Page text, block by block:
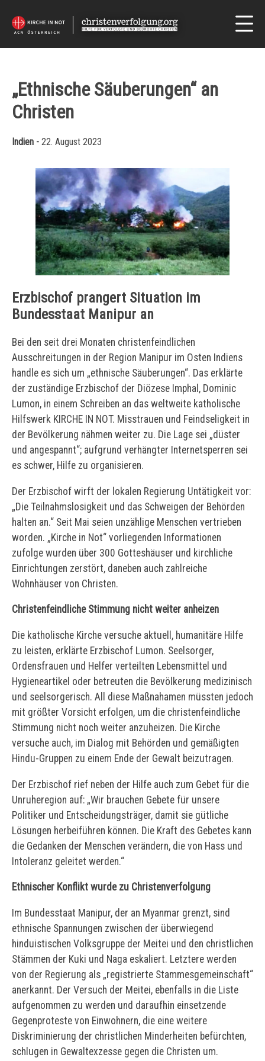
„Ethnische Säuberungen“ an
Christen
Indien - 22. August 2023
Erzbischof prangert Situation im
Bundesstaat Manipur an
Bei den seit drei Monaten christenfeindlichen
Ausschreitungen in der Region Manipur im Osten Indiens
handle es sich um „ethnische Säuberungen“. Das erklärte
der zuständige Erzbischof der Diözese Imphal, Dominic
Lumon, in einem Schreiben an das weltweite katholische
Hilfswerk KIRCHE IN NOT. Misstrauen und Feindseligkeit in
der Bevölkerung nähmen weiter zu. Die Lage sei „düster
und angespannt“; aufgrund verhängter Internetsperren sei
es schwer, Hilfe zu organisieren.
Der Erzbischof wirft der lokalen Regierung Untätigkeit vor:
„Die Teilnahmslosigkeit und das Schweigen der Behörden
halten an.“ Seit Mai seien unzählige Menschen vertrieben
worden. „Kirche in Not“ vorliegenden Informationen
zufolge wurden über 300 Gotteshäuser und kirchliche
Einrichtungen zerstört, daneben auch zahlreiche
Wohnhäuser von Christen.
Christenfeindliche Stimmung nicht weiter anheizen
Die katholische Kirche versuche aktuell, humanitäre Hilfe
zu leisten, erklärte Erzbischof Lumon. Seelsorger,
Ordensfrauen und Helfer verteilten Lebensmittel und
Hygieneartikel oder betreuten die Bevölkerung medizinisch
und seelsorgerisch. All diese Maßnahamen müssten jedoch
mit größter Vorsicht erfolgen, um die christenfeindliche
Stimmung nicht noch weiter anzuheizen. Die Kirche
versuche auch, im Dialog mit Behörden und gemäßigten
Hindu-Gruppen zu einem Ende der Gewalt beizutragen.
Der Erzbischof rief neben der Hilfe auch zum Gebet für die
Unruheregion auf: „Wir brauchen Gebete für unsere
Politiker und Entscheidungsträger, damit sie gütliche
Lösungen herbeiführen können. Die Kraft des Gebetes kann
die Gedanken der Menschen verändern, die von Hass und
Intoleranz geleitet werden.“
Ethnischer Konflikt wurde zu Christenverfolgung
Im Bundesstaat Manipur, der an Myanmar grenzt, sind
ethnische Spannungen zwischen der überwiegend
hinduistischen Volksgruppe der Meitei und den christlichen
Stämmen der Kuki und Naga eskaliert. Letztere werden
von der Regierung als „registrierte Stammesgemeinschaft“
anerkannt. Der Versuch der Meitei, ebenfalls in die Liste
aufgenommen zu werden und daraufhin einsetzende
Gegenproteste von Einwohnern, die eine weitere
Diskriminierung der christlichen Minderheiten befürchten,
schlugen in Gewaltexzesse gegen die Christen um.